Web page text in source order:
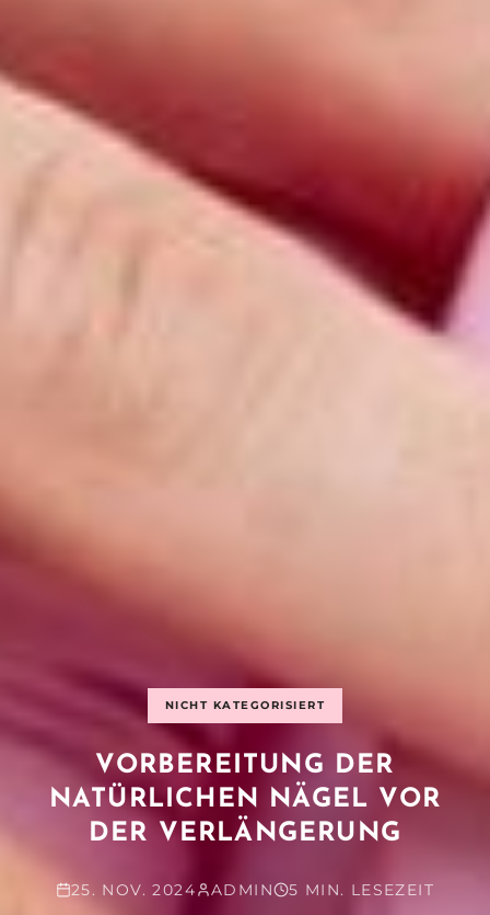
NICHT KATEGORISIERT
VORBEREITUNG DER
NATÜRLICHEN NÄGEL VOR
DER VERLÄNGERUNG
25. NOV. 2024 ADMIN 5 MIN. LESEZEIT